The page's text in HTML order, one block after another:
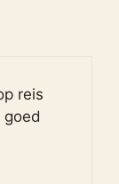
reis